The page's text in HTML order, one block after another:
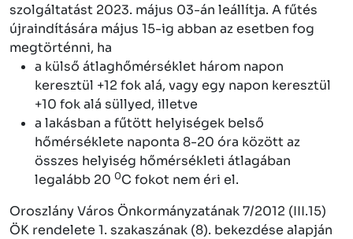
szolgáltatást 2023. május 03-án leállítja. A fűtés
újraindítására május 15-ig abban az esetben fog
megtörténni, ha
a külső átlaghőmérséklet három napon
keresztül +12 fok alá, vagy egy napon keresztül
+10 fok alá süllyed, illetve
a lakásban a fűtött helyiségek belső
hőmérséklete naponta 8-20 óra között az
összes helyiség hőmérsékleti átlagában
legalább 20 0C fokot nem éri el.
Oroszlány Város Önkormányzatának 7/2012 (III.15)
ÖK rendelete 1. szakaszának (8). bekezdése alapján